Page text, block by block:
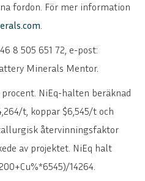
fordon. För mer information
.
8 505 651 72, e-post:
Minerals Mentor.
NiEq-halten beräknad
t, koppar $6,545/t och
återvinningsfaktor
av projektet. NiEq halt
14264.